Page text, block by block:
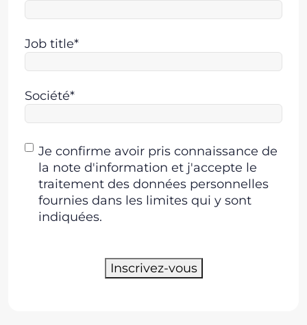
Job title*
Société*
Consentement
Je confirme avoir pris connaissance de
la note d'information et j'accepte le
traitement des données personnelles
fournies dans les limites qui y sont
indiquées.
Inscrivez-vous